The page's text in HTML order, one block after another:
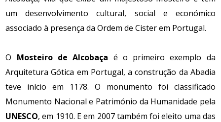
um desenvolvimento cultural, social e económico
associado à presença da Ordem de Cister em Portugal.
O Mosteiro de Alcobaça é o primeiro exemplo da
Arquitetura Gótica em Portugal, a construção da Abadia
teve início em 1178. O monumento foi classificado
Monumento Nacional e Património da Humanidade pela
UNESCO, em 1910. E em 2007 também foi eleito uma das